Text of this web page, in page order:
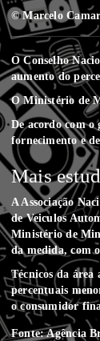
© Marcelo
O Conselho
aumento do
O Ministério de
De acordo com o
fornecimento e
Mais
A Associação
de Veiculos
Ministério de
da medida, com
Técnicos da
percentuais
o consumidor
Fonte: Agência